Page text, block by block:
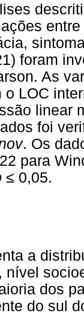
foram
As
LOC
linear
foi
. Os
para
≤ 0,05.
a
nível
dos
do sul